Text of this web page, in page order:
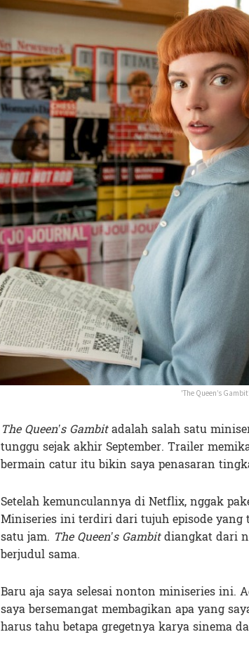
'The Queen’s
The Queen’s Gambitadalah salah satu
tunggu sejak akhir September. Trailer
bermain catur itu bikin saya penasaran
Setelah kemunculannya di Netflix, nggak
Miniseries ini terdiri dari tujuh episode yang
satu jam. The Queen’s Gambitdiangkat dari
berjudul sama.
Baru aja saya selesai nonton miniseries ini.
saya bersemangat membagikan apa yang
harus tahu betapa gregetnya karya sinema